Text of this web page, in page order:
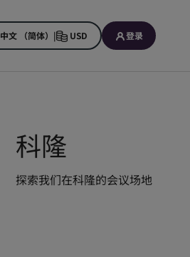
中文 （简体） | USD 登录
科隆
探索我们在科隆的会议场地